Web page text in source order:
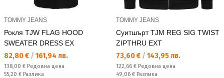
TOMMY JEANS
Рокля TJW FLAG HOOD
SWEATER DRESS EX
Текуща цена:
82,80 € / 161,94 лв.
Редовна цена:
138,00 € Редовна цена
Спестявате:
55,20 € Разлика
TOMMY JEANS
Суитшърт TJM REG SIG TWIST
ZIPTHRU EXT
Текуща цена:
73,60 € / 143,95 лв.
Редовна цена:
122,66 € Редовна цена
Спестявате:
49,06 € Разлика